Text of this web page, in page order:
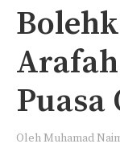
Puasa
OlehMuhamad